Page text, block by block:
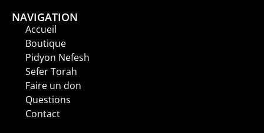
NAVIGATION
Accueil
Boutique
Pidyon Nefesh
Sefer Torah
Faire un don
Questions
Contact